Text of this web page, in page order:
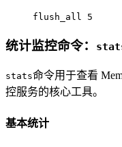
flush_all 5
统计监控命令：
stats命令用于查看
控服务的核心工具。
基本统计